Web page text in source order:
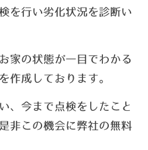
を行い劣化状況を診断い
家の状態が一目でわかる
作成しております。
、今まで点検をしたこと
是非この機会に弊社の無料